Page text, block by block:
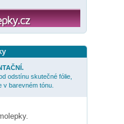
odstínu skutečné fólie,
barevném tónu.